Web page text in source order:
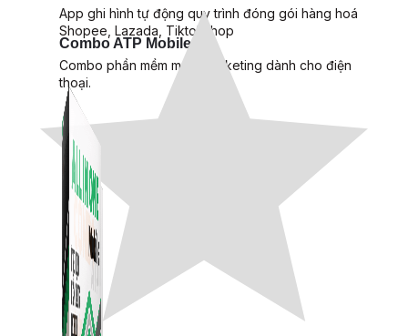
Combo ATP Mobile
Combo phần mềm mềm Marketing dành cho điện
thoại.
App ghi hình tự động quy trình đóng gói hàng hoá
Shopee, Lazada, Tiktokshop